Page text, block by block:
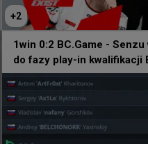
klimat
+2
1win 0:2 BC.Game -
do fazy play-in kwalifikacji